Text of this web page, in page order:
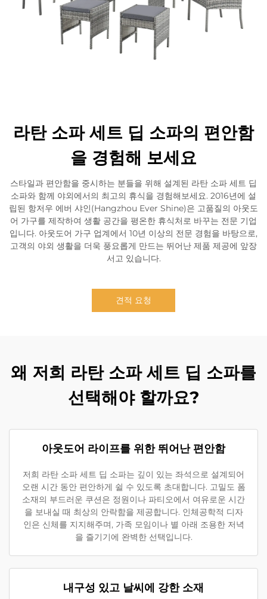
라탄 소파 세트 딥 소파의 편안함
을 경험해 보세요
스타일과 편안함을 중시하는 분들을 위해 설계된 라탄 소파 세트 딥
소파와 함께 야외에서의 최고의 휴식을 경험해보세요. 2016년에 설
립된 항저우 에버 샤인(Hangzhou Ever Shine)은 고품질의 아웃도
어 가구를 제작하여 생활 공간을 평온한 휴식처로 바꾸는 전문 기업
입니다. 아웃도어 가구 업계에서 10년 이상의 전문 경험을 바탕으로,
고객의 야외 생활을 더욱 풍요롭게 만드는 뛰어난 제품 제공에 앞장
서고 있습니다.
견적 요청
왜 저희 라탄 소파 세트 딥 소파를
선택해야 할까요?
아웃도어 라이프를 위한 뛰어난 편안함
저희 라탄 소파 세트 딥 소파는 깊이 있는 좌석으로 설계되어
오랜 시간 동안 편안하게 쉴 수 있도록 초대합니다. 고밀도 폼
소재의 부드러운 쿠션은 정원이나 파티오에서 여유로운 시간
을 보내실 때 최상의 안락함을 제공합니다. 인체공학적 디자
인은 신체를 지지해주며, 가족 모임이나 별 아래 조용한 저녁
을 즐기기에 완벽한 선택입니다.
내구성 있고 날씨에 강한 소재